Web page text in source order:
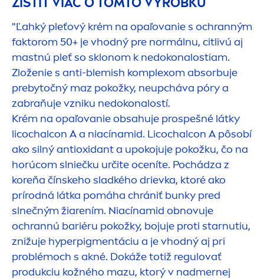
"Ľahký pleťový krém na opaľovanie s ochranným
faktorom 50+ je vhodný pre normálnu, citlivú aj
mastnú pleť so sklonom k nedokonalostiam.
Zloženie s anti-blemish komplexom absorbuje
prebytočný maz pokožky, neupcháva póry a
zabraňuje vzniku nedokonalostí.
Krém na opaľovanie obsahuje prospešné látky
licochalcon A a niacínamid. Licochalcon A pôsobí
ako silný antioxidant a upokojuje pokožku, čo na
horúcom slniečku určite oceníte. Pochádza z
koreňa čínskeho sladkého drievka, ktoré ako
prírodná látka pomáha chrániť bunky pred
slnečným žiarením. Niacínamid obnovuje
ochrannú bariéru pokožky, bojuje proti starnutiu,
znižuje hyperpigmentáciu a je vhodný aj pri
problémoch s akné. Dokáže totiž regulovať
produkciu kožného mazu, ktorý v nadmernej